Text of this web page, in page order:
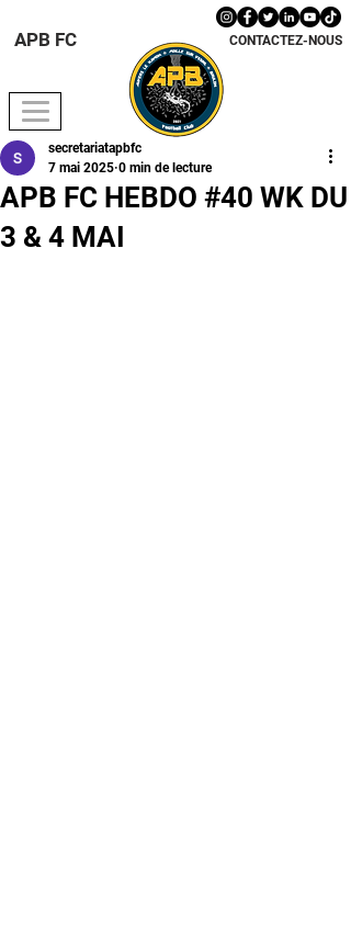
CONTACTEZ-NOUS
APB FC
APB FC HEBDO #40 WK DU
3 & 4 MAI
secretariatapbfc
7 mai 2025 0 min de lecture